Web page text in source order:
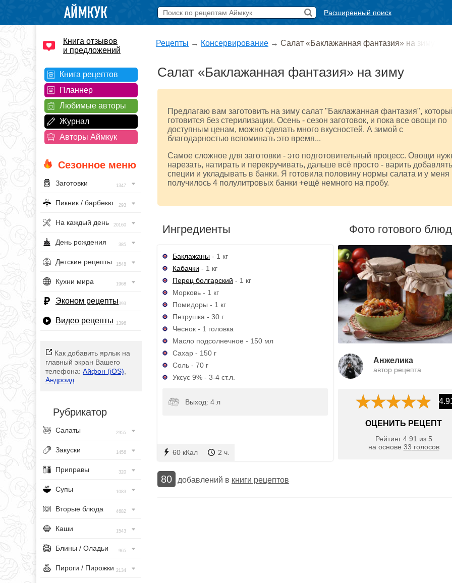
Расширенный поиск
Книга отзывов
и предложений
Книга рецептов
Планнер
Любимые авторы
Журнал
Авторы Аймкук
Сезонное меню
Заготовки 1347
Пикник / барбекю 293
На каждый день 20160
День рождения 385
Детские рецепты 1548
Кухни мира 1968
Эконом рецепты393
Видео рецепты 1396
Как добавить ярлык на
главный экран Вашего
телефона: Айфон (iOS)
Андроид
Рубрикатор
Салаты 2955
Закуски 1456
Приправы 320
Супы 1083
Вторые блюда 4682
Каши 1543
Блины / Оладьи 965
Пироги / Пирожки 2134
Рецепты → Консервирование → Салат «Баклажанная фантазия» на зиму
Салат «Баклажанная фантазия» на зиму
Предлагаю вам заготовить на зиму салат "Баклажанная фантазия",
готовится без стерилизации. Осень - сезон заготовок, и пока все овощи по
доступным ценам, можно сделать много вкусностей. А зимой с
благодарностью вспоминать это время...
Самое сложное для заготовки - это подготовительный процесс. Овощи
нарезать, натирать и перекручивать, дальше всё просто - варить добавлять
специи и укладывать в банки. Я готовила половину нормы салата и у меня
получилось 4 полулитровых банки +ещё немного на пробу.
Ингредиенты
Баклажаны - 1 кг
Кабачки - 1 кг
Перец болгарский - 1 кг
Морковь - 1 кг
Помидоры - 1 кг
Петрушка - 30 г
Чеснок - 1 головка
Масло подсолнечное - 150 мл
Сахар - 150 г
Соль - 70 г
Уксус 9% - 3-4 ст.л.
Выход: 4 л
60 кКал 2 ч.
Фото готового
Анжелика
автор рецепта
ОЦЕНИТЬ РЕЦЕПТ
Рейтинг 4.91 из 5
на основе 33 голосов
80 добавлений в книги рецептов